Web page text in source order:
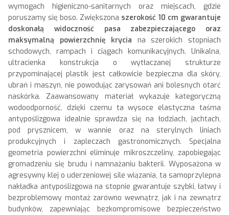
wymogach higieniczno-sanitarnych oraz miejscach, gdzie
poruszamy się boso. Zwiększona szerokość 10 cm gwarantuje
doskonałą widoczność pasa zabezpieczającego oraz
maksymalną powierzchnię krycia na szerokich stopniach
schodowych, rampach i ciągach komunikacyjnych. Unikalna,
ultracienka konstrukcja o wytłaczanej strukturze
przypominającej plastik jest całkowicie bezpieczna dla skóry,
ubrań i maszyn, nie powodując zarysowań ani bolesnych otarć
naskórka. Zaawansowany materiał wykazuje kategoryczną
wodoodporność, dzięki czemu ta wysoce elastyczna taśma
antypoślizgowa idealnie sprawdza się na łodziach, jachtach,
pod prysznicem, w wannie oraz na sterylnych liniach
produkcyjnych i zapleczach gastronomicznych. Specjalna
geometria powierzchni eliminuje mikroszczeliny, zapobiegając
gromadzeniu się brudu i namnażaniu bakterii. Wyposażona w
agresywny klej o uderzeniowej sile wiązania, ta samoprzylepna
nakładka antypoślizgowa na stopnie gwarantuje szybki, łatwy i
bezproblemowy montaż zarówno wewnątrz, jak i na zewnątrz
budynków, zapewniając bezkompromisowe bezpieczeństwo